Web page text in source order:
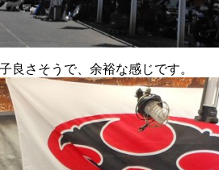
良さそうで、余裕な感じです。